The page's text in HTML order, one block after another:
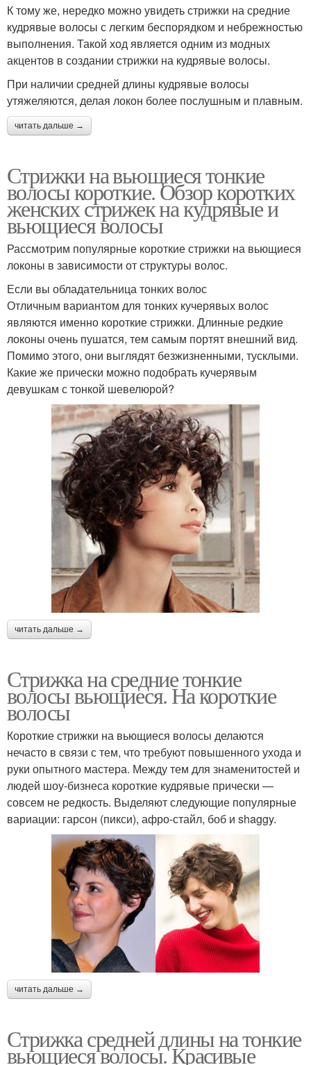
К тому же, нередко можно увидеть стрижки на средние
кудрявые волосы с легким беспорядком и небрежностью
выполнения. Такой ход является одним из модных
акцентов в создании стрижки на кудрявые волосы.
При наличии средней длины кудрявые волосы
утяжеляются, делая локон более послушным и плавным.
читать дальше →
Стрижки на вьющиеся тонкие
волосы короткие. Обзор коротких
женских стрижек на кудрявые и
вьющиеся волосы
Рассмотрим популярные короткие стрижки на вьющиеся
локоны в зависимости от структуры волос.
Если вы обладательница тонких волос
Отличным вариантом для тонких кучерявых волос
являются именно короткие стрижки. Длинные редкие
локоны очень пушатся, тем самым портят внешний вид.
Помимо этого, они выглядят безжизненными, тусклыми.
Какие же прически можно подобрать кучерявым
девушкам с тонкой шевелюрой?
читать дальше →
Стрижка на средние тонкие
волосы вьющиеся. На короткие
волосы
Короткие стрижки на вьющиеся волосы делаются
нечасто в связи с тем, что требуют повышенного ухода и
руки опытного мастера. Между тем для знаменитостей и
людей шоу-бизнеса короткие кудрявые прически —
совсем не редкость. Выделяют следующие популярные
вариации: гарсон (пикси), афро-стайл, боб и shaggy.
читать дальше →
Стрижка средней длины на тонкие
вьющиеся волосы. Красивые